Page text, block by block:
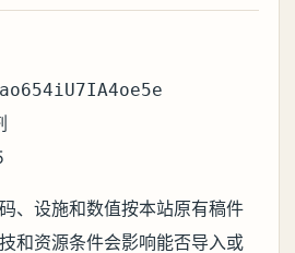
、设施和数值按本站原有稿件
和资源条件会影响能否导入或